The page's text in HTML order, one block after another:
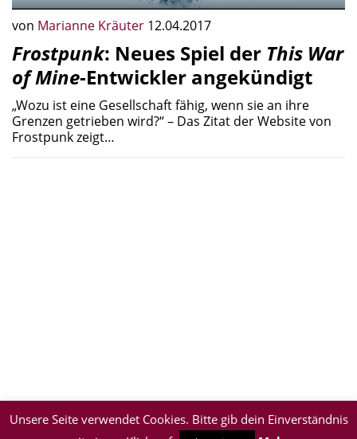
von Marianne Kräuter 12.04.2017
Frostpunk: Neues Spiel der This War
of Mine-Entwickler angekündigt
„Wozu ist eine Gesellschaft fähig, wenn sie an ihre
Grenzen getrieben wird?“ – Das Zitat der Website von
Frostpunk zeigt…
Unsere Seite verwendet Cookies. Bitte gib dein Einverständnis